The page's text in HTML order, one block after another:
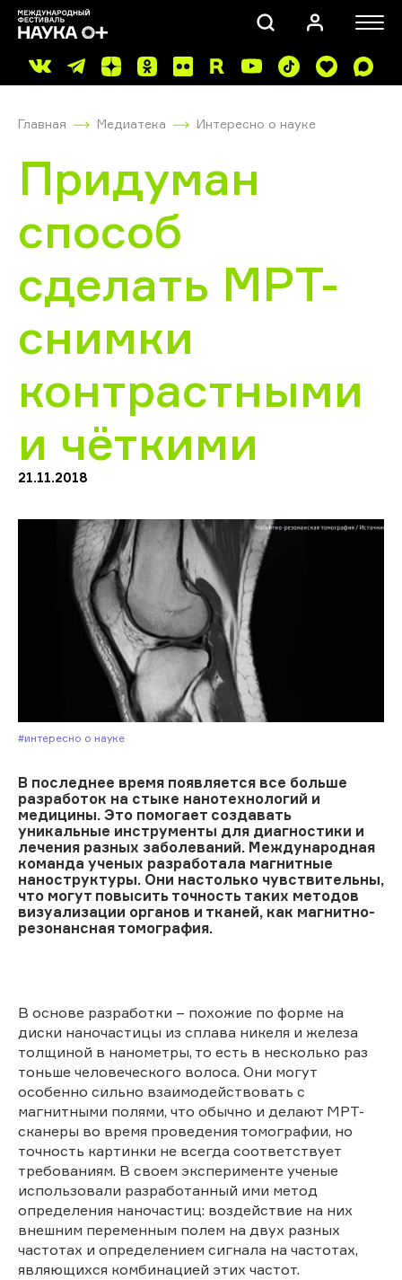
Главная Медиатека Интересно о науке
Придуман
способ
сделать МРТ-
снимки
контрастными
и чёткими
21.11.2018
#Интересно о науке
В последнее время появляется все больше
разработок на стыке нанотехнологий и
медицины. Это помогает создавать
уникальные инструменты для диагностики и
лечения разных заболеваний. Международная
команда ученых разработала магнитные
наноструктуры. Они настолько чувствительны,
что могут повысить точность таких методов
визуализации органов и тканей, как магнитно-
резонансная томография.
В основе разработки – похожие по форме на
диски наночастицы из сплава никеля и железа
толщиной в нанометры, то есть в несколько раз
тоньше человеческого волоса. Они могут
особенно сильно взаимодействовать с
магнитными полями, что обычно и делают МРТ-
сканеры во время проведения томографии, но
точность картинки не всегда соответствует
требованиям. В своем эксперименте ученые
использовали разработанный ими метод
определения наночастиц: воздействие на них
внешним переменным полем на двух разных
частотах и определением сигнала на частотах,
являющихся комбинацией этих частот.